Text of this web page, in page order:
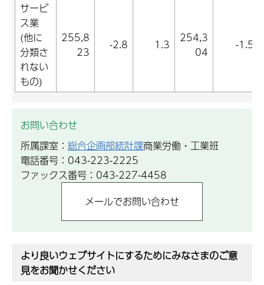
サービ
ス業
(他に
分類さ
れない
もの)
255,8
23
-2.8 1.3
254,3
04
-1.5
お問い合わせ
所属課室： 総合企画部統計課商業労働・工業班
電話番号：043-223-2225
ファックス番号：043-227-4458
より良いウェブサイトにするためにみなさまのご意
見をお聞かせください